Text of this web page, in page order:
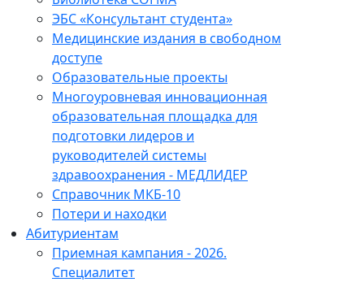
ЭБС «Консультант студента»
Медицинские издания в свободном
доступе
Образовательные проекты
Многоуровневая инновационная
образовательная площадка для
подготовки лидеров и
руководителей системы
здравоохранения - МЕДЛИДЕР
Справочник МКБ-10
Потери и находки
Абитуриентам
Приемная кампания - 2026.
Специалитет